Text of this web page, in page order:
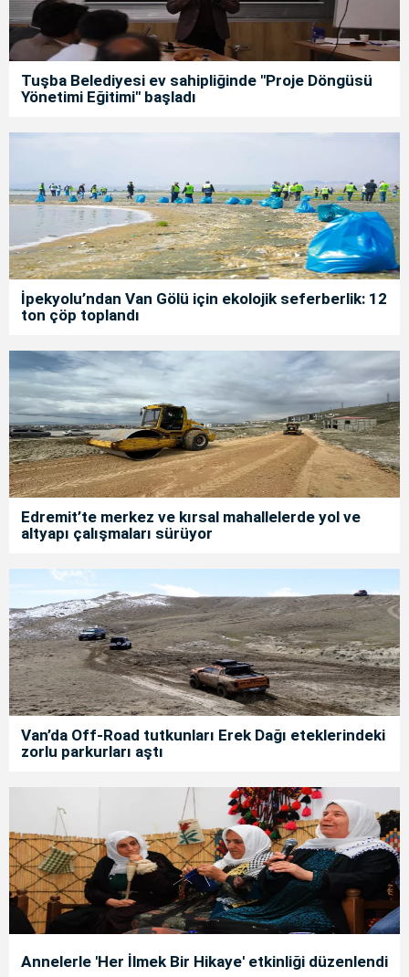
Tuşba Belediyesi ev sahipliğinde "Proje Döngüsü
Yönetimi Eğitimi" başladı
İpekyolu’ndan Van Gölü için ekolojik seferberlik: 12
ton çöp toplandı
Edremit’te merkez ve kırsal mahallelerde yol ve
altyapı çalışmaları sürüyor
Van’da Off-Road tutkunları Erek Dağı eteklerindeki
zorlu parkurları aştı
Annelerle 'Her İlmek Bir Hikaye' etkinliği düzenlendi